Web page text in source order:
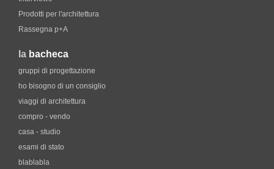
Prodotti per l'architettura
Rassegna p+A
la bacheca
gruppi di progettazione
ho bisogno di un consiglio
viaggi di architettura
compro - vendo
casa - studio
esami di stato
blablabla